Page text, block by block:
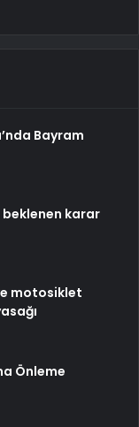
Bayram
beklenen karar
motosiklet
Önleme